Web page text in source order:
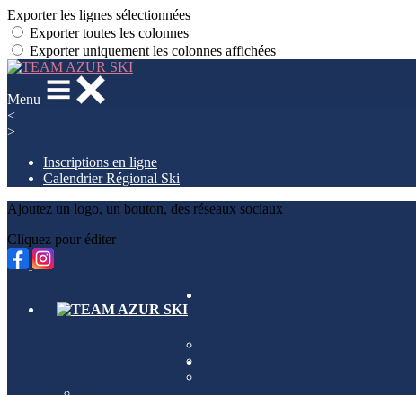
Exporter les lignes sélectionnées
Exporter toutes les colonnes
Exporter uniquement les colonnes affichées
Menu
<
>
Inscriptions en ligne
Calendrier Régional Ski
Ajoutez un logo, un bouton, des réseaux sociaux
Cliquez pour éditer